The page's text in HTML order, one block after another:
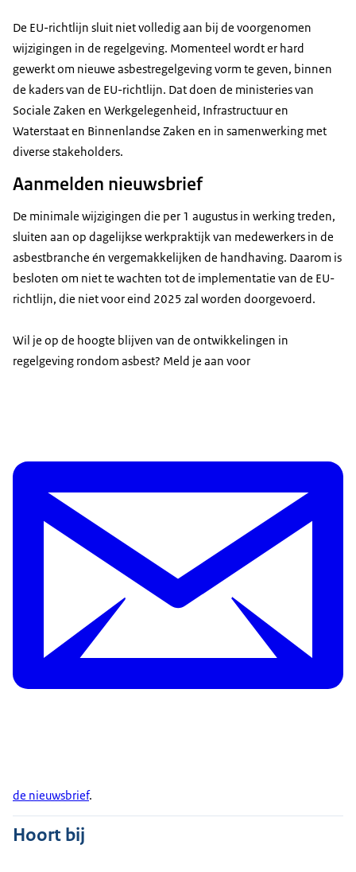
De EU-richtlijn sluit niet volledig aan bij de voorgenomen
wijzigingen in de regelgeving. Momenteel wordt er hard
gewerkt om nieuwe asbestregelgeving vorm te geven, binnen
de kaders van de EU-richtlijn. Dat doen de ministeries van
Sociale Zaken en Werkgelegenheid, Infrastructuur en
Waterstaat en Binnenlandse Zaken en in samenwerking met
diverse stakeholders.
Aanmelden nieuwsbrief
De minimale wijzigingen die per 1 augustus in werking treden,
sluiten aan op dagelijkse werkpraktijk van medewerkers in de
asbestbranche én vergemakkelijken de handhaving. Daarom is
besloten om niet te wachten tot de implementatie van de EU-
richtlijn, die niet voor eind 2025 zal worden doorgevoerd.
Wil je op de hoogte blijven van de ontwikkelingen in
regelgeving rondom asbest? Meld je aan voor
de nieuwsbrief.
Hoort bij